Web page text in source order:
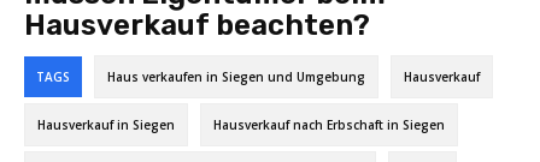
Hausverkauf beachten?
TAGS Haus verkaufen in Siegen und Umgebung Hausverkauf
Hausverkauf in Siegen Hausverkauf nach Erbschaft in Siegen